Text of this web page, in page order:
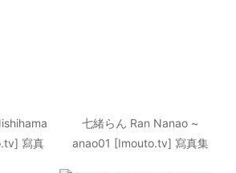
寫真
七緒らん Ran Nanao ~
anao01 [Imouto.tv] 寫真集